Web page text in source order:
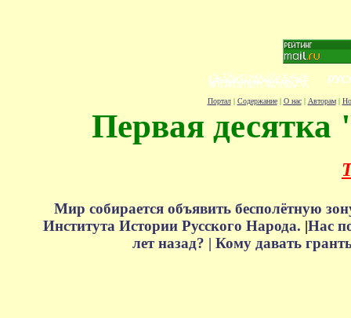
Портал| Содержание| О нас| Авторам|
Первая десятка
Мир собирается объявить бесполётную
Института Истории Русского Народа. |Нас
лет назад? | Кому давать